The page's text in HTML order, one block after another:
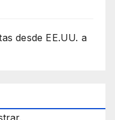
desde EE.UU. a